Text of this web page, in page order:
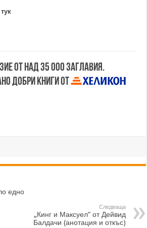
тук
от над 35 000 заглавия.
добри книги от
едно
Следваща
„Кинг и Максуел“ от Дейвид
Балдачи (анотация и откъс)